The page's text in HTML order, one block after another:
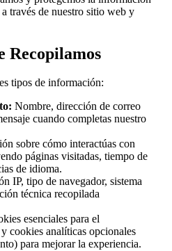
través de nuestro sitio web y
Recopilamos
tipos de información:
Nombre, dirección de correo
cuando completas nuestro
sobre cómo interactúas con
páginas visitadas, tiempo de
de idioma.
IP, tipo de navegador, sistema
técnica recopilada
esenciales para el
cookies analíticas opcionales
para mejorar la experiencia.